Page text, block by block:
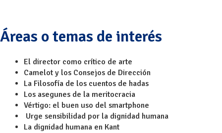
Áreas o temas de interés
El director como crítico de arte
Camelot y los Consejos de Dirección
La Filosofía de los cuentos de hadas
Los asegunes de la meritocracia
Vértigo: el buen uso del smartphone
Urge sensibilidad por la dignidad humana
La dignidad humana en Kant